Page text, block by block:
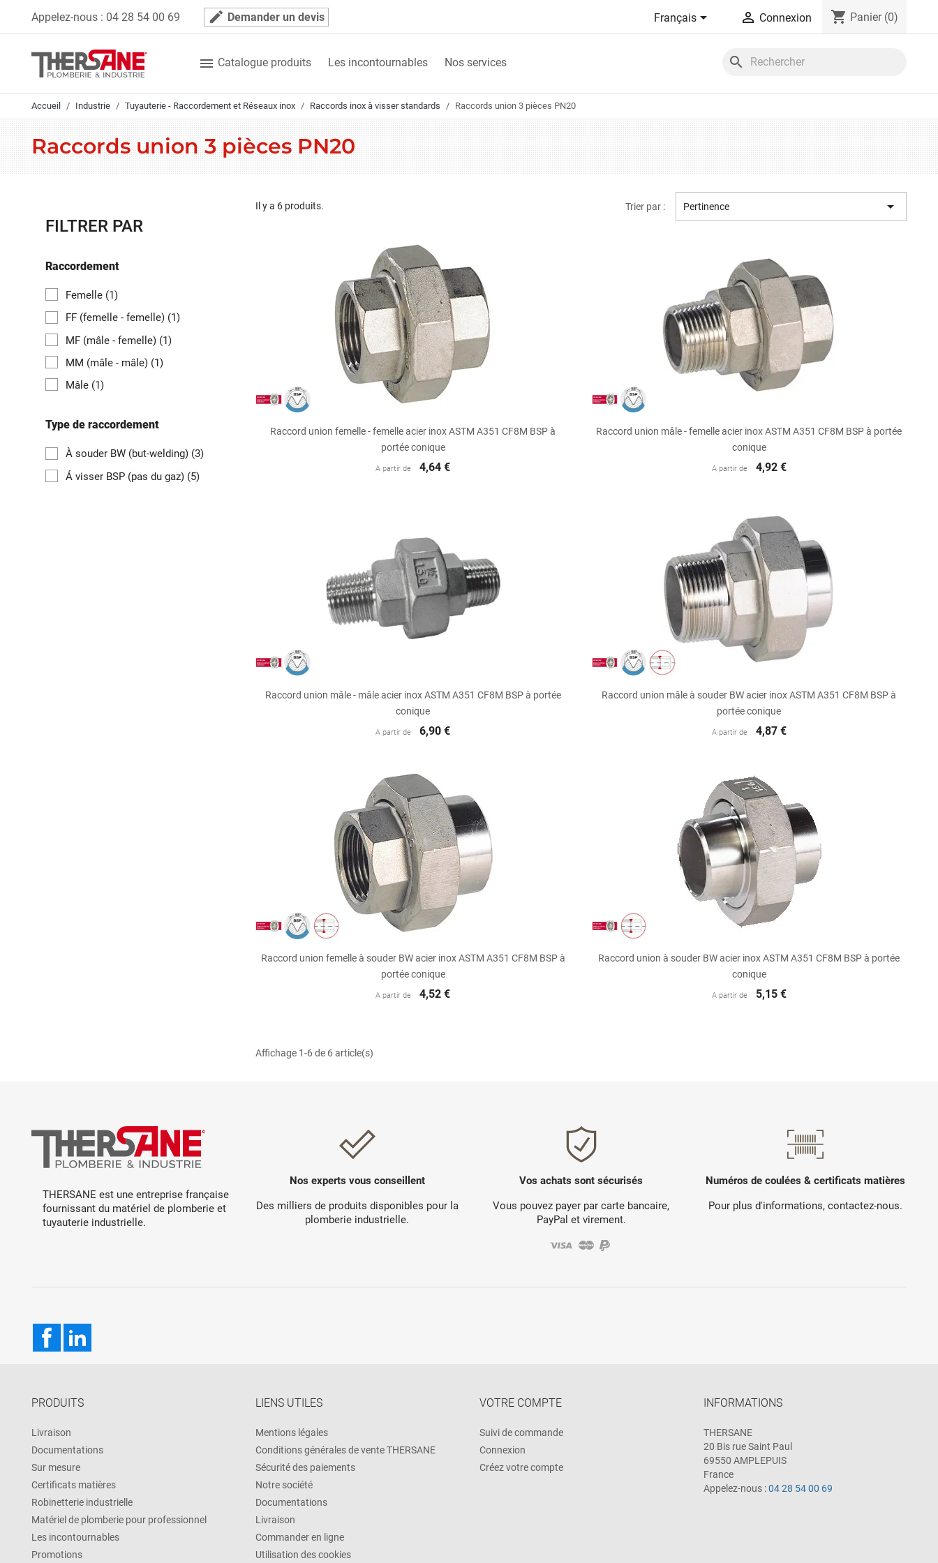
Appelez-nous : 04 28 54 00 69 mode_edit Demander un devis Français  Connexion shopping_cart Panier (0)
 Catalogue produits Les incontournables Nos services search
Accueil Industrie Tuyauterie - Raccordement et Réseaux inox Raccords inox à visser standards Raccords union 3 pièces PN20
Raccords union 3 pièces PN20
FILTRER PAR
Raccordement
Femelle (1)
FF (femelle - femelle) (1)
MF (mâle - femelle) (1)
MM (mâle - mâle) (1)
Mâle (1)
Type de raccordement
À souder BW (but-welding) (3)
Á visser BSP (pas du gaz) (5)
Il y a 6 produits. Trier par : Pertinence 
Aperçu rapide
Raccord union femelle - femelle acier inox ASTM A351 CF8M BSP à
portée conique
A partir de 4,64 €
 Aperçu rapide
Raccord union mâle - femelle acier inox ASTM A351 CF8M BSP à portée
conique
A partir de 4,92 €
Aperçu rapide
Raccord union mâle - mâle acier inox ASTM A351 CF8M BSP à portée
conique
A partir de 6,90 €
Aperçu rapide
Raccord union mâle à souder BW acier inox ASTM A351 CF8M BSP à
portée conique
A partir de 4,87 €
Aperçu rapide
Raccord union femelle à souder BW acier inox ASTM A351 CF8M BSP à
portée conique
A partir de 4,52 €
Aperçu rapide
Raccord union à souder BW acier inox ASTM A351 CF8M BSP à portée
conique
A partir de 5,15 €
Affichage 1-6 de 6 article(s)
THERSANE est une entreprise française
fournissant du matériel de plomberie et
tuyauterie industrielle.
Nos experts vous conseillent
Des milliers de produits disponibles pour la
plomberie industrielle.
Vos achats sont sécurisés
Vous pouvez payer par carte bancaire,
PayPal et virement.
Numéros de coulées & certificats matières
Pour plus d'informations, contactez-nous.
Facebook
PRODUITS
Livraison
Documentations
Sur mesure
Certificats matières
Robinetterie industrielle
Matériel de plomberie pour professionnel
Les incontournables
Promotions
LIENS UTILES
Mentions légales
Conditions générales de vente THERSANE
Sécurité des paiements
Notre société
Documentations
Livraison
Commander en ligne
Utilisation des cookies
VOTRE COMPTE
Suivi de commande
Connexion
Créez votre compte
INFORMATIONS
THERSANE
20 Bis rue Saint Paul
69550 AMPLEPUIS
France
Appelez-nous :04 28 54 00 69